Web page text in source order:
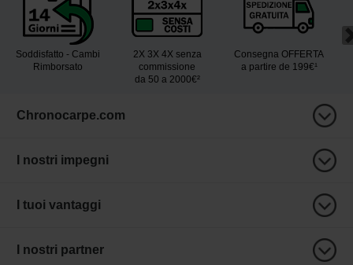
Soddisfatto - Cambi
Rimborsato
2X 3X 4X senza
commissione
da 50 a 2000€²
Consegna OFFERTA
a partire de 199€¹
Chronocarpe.com
I nostri impegni
I tuoi vantaggi
I nostri partner